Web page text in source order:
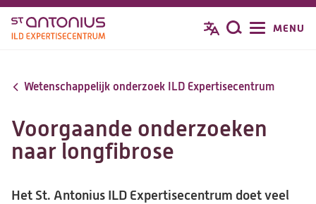
Overslaan
en
inhoud
Zoeken
MENU
Wetenschappelijk onderzoek ILD Expertisecentrum
Voorgaande onderzoeken
naar longfibrose
Het St. Antonius ILD Expertisecentrum doet veel